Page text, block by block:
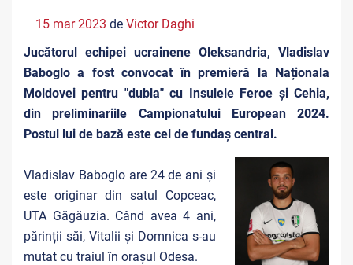
15 mar 2023 de Victor Daghi
Jucătorul echipei ucrainene Oleksandria, Vladislav
Baboglo a fost convocat în premieră la Naționala
Moldovei pentru "dubla" cu Insulele Feroe și Cehia,
din preliminariile Campionatului European 2024.
Postul lui de bază este cel de fundaș central.
Vladislav Baboglo are 24 de ani și
este originar din satul Copceac,
UTA Găgăuzia. Când avea 4 ani,
părinții săi, Vitalii și Domnica s-au
mutat cu traiul în orașul Odesa.